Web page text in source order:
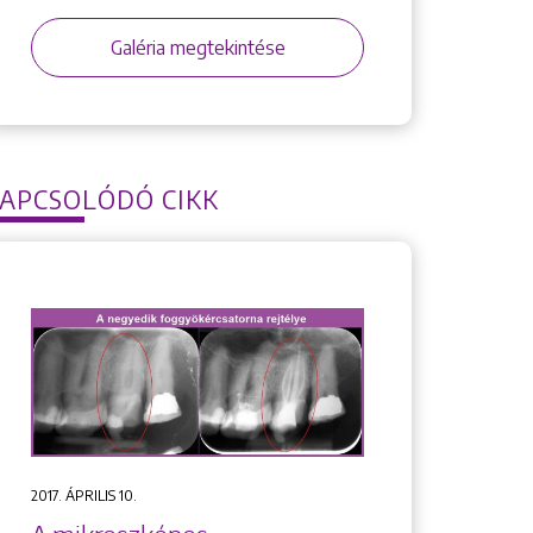
Galéria megtekintése
CIKK
2017. ÁPRILIS 10.